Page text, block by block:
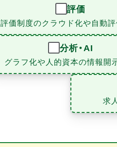
評価
評価制度のクラウド化や自動
分析・AI
グラフ化や人的資本の情報開
求